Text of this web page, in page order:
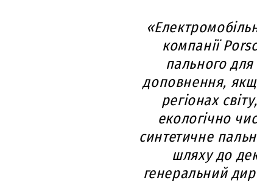
компанії
пального
доповнення,
регіонах
екологічно
синтетичне
шляху до
генеральний